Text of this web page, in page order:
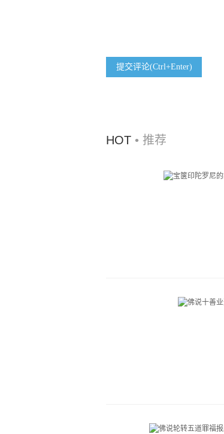
提交评论(Ctrl+Enter)
HOT • 推荐